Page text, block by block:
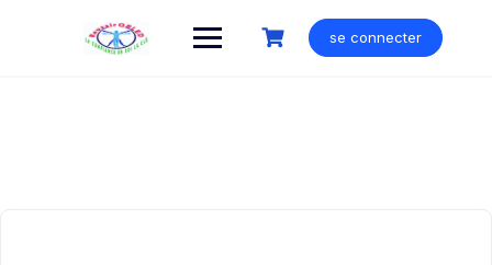
se connecter